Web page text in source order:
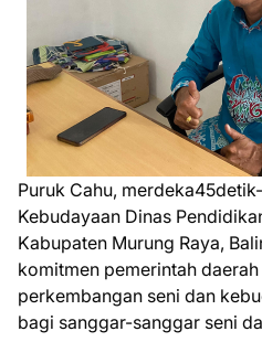
Puruk Cahu,
Kebudayaan Dinas
Kabupaten Murung Raya,
komitmen pemerintah
perkembangan seni dan
bagi sanggar-sanggar seni